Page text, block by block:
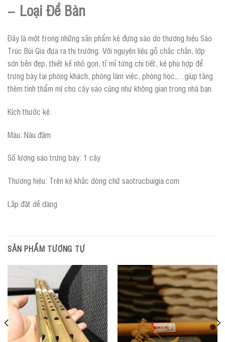
– Loại Để Bàn
Đây là một trong những sản phẩm kệ đựng sáo do thương hiệu Sáo
Trúc Bùi Gia đưa ra thị trường. Với nguyên liệu gỗ chắc chắn, lớp
sơn bền đẹp, thiết kế nhỏ gọn, tỉ mỉ từng chi tiết, kệ phù hợp để
trưng bày tại phòng khách, phòng làm việc, phòng học,…giúp tăng
thêm tính thẩm mĩ cho cây sáo cũng như không gian trong nhà bạn.
Kích thước kệ:
Màu: Nâu đậm
Số lượng sáo trưng bày: 1 cây
Thương hiệu: Trên kệ khắc dòng chữ saotrucbuigia.com
Lắp đặt dễ dàng
SẢN PHẨM TƯƠNG TỰ